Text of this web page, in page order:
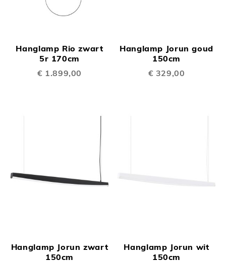
Hanglamp Rio zwart
5r 170cm
€ 1.899,00
Hanglamp Jorun goud
150cm
€ 329,00
Hanglamp Jorun zwart
150cm
Hanglamp Jorun wit
150cm